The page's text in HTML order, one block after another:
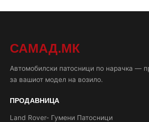
САМАД.МК
Автомобилски патосници по нарачка —
за вашиот модел на возило.
ПРОДАВНИЦА
Land Rover- Гумени Патосници